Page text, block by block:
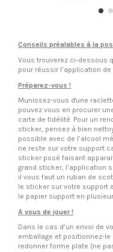
Conseils préalables à la
Vous trouverez ci-dessous
pour réussir l’application
Préparez-vous !
Munissez-vous d'une
pouvez vous en procurer
carte de fidélité. Pour un
sticker, pensez à bien
possible avec de l’alcool
ne reste sur votre support
sticker posé faisant
grand sticker, l’application
il vous faut un ruban de
le sticker sur votre support
le papier support en
A vous de jouer !
Dans le cas d’un envoi de
emballage et positionnez-
redonner forme plate (ne